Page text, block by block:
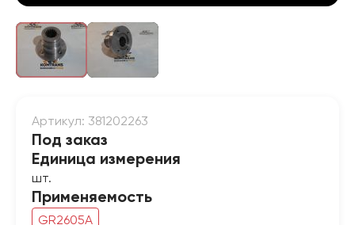
Артикул: 381202263
Под заказ
Единица измерения
шт.
Применяемость
GR2605A